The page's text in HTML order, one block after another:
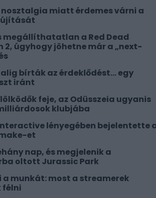
nosztalgia miatt érdemes várni a
megállíthatatlan a Red Dead
2, úgyhogy jöhetne már a „next-
alig bírták az érdeklődést... egy
iránt
feje, az Odüsszeia ugyanis
klubjába
lényegében bejelentette
et
nap, és megjelenik a
oltott Jurassic Park
a munkát: most a streamerek
félni